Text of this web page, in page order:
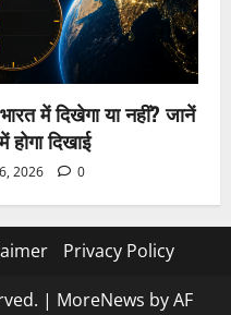
में दिखेगा या नहीं? जानें
दिखाई
2026 0
Privacy Policy
| MoreNews by AF